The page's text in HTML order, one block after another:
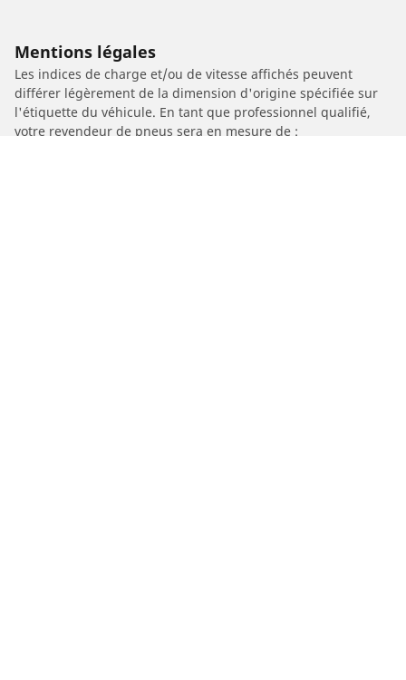
Mentions légales
Les indices de charge et/ou de vitesse affichés peuvent
différer légèrement de la dimension d'origine spécifiée sur
l'étiquette du véhicule. En tant que professionnel qualifié,
votre revendeur de pneus sera en mesure de :